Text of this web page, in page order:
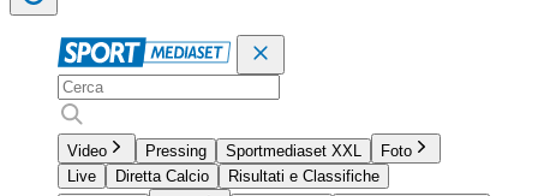
Video Pressing Sportmediaset XXL
Foto
Live
Diretta Calcio
Risultati e Classifiche